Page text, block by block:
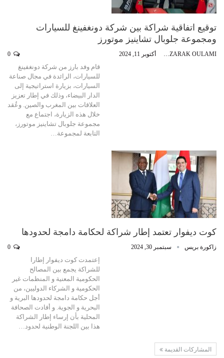
توقيع اتفاقية شراكة بين شركة دونغفينغ للسيارات
ومجموعة جلوبال تشاينيز موتورز
ABDEZZARAK OULAMI أكتوبر 11, 2024
قام وفد بارز من شركة دونغفينغ
للسيارات، الرائدة في مجال صناعة
السيارات، بزيارة استراتيجية إلى
الدار البيضاء، وذلك في إطار تعزيز
العلاقات بين المغرب والصين. وعُقد
خلال هذه الزيارة، اجتماع مع
مجموعة جلوبال تشاينيز موتورز،
التابعة لمجموعة…
كوت ديفوار تعتمد إطار شراكة لحكامة دامجة لحدودها
زاكورة بريس سبتمبر 30, 2024
إعتمدت كوت ديفوار إطارا
للشراكة يجمع بين المصالح
الحكومية المعنية و المنظمات غير
الحكومية و الشركاء الدوليين، من
أجل حكامة دامجة لحدودها البرية و
البحرية و الجوية. و أفادت الصحافة
المحلية بأن إرساء إطار الشراكة
هذا بين اللجنة الوطنية لحدود…
المشاركات القديمة